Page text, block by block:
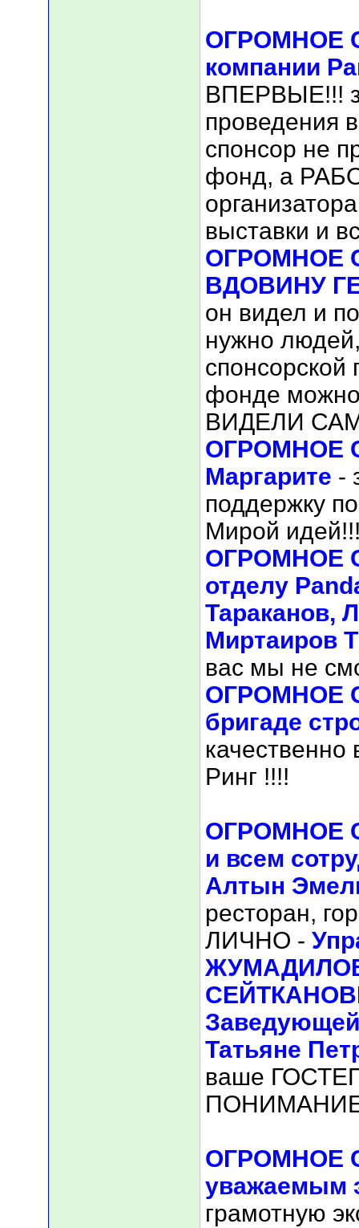
ОГРОМНОЕ
компании
ВПЕРВЫЕ!!!
проведения
спонсор не
фонд, а
выставки и
ОГРОМНОЕ
ВДОВИНУ
он видел и
нужно
фонде
ВИДЕЛИ
ОГРОМНОЕ
Маргарите -
поддержку
Мирой
ОГРОМНОЕ
отделу
Тараканов,
Миртаиров
вас мы не
ОГРОМНОЕ
бригаде
Ринг !!!!
ОГРОМНОЕ
и всем
Алтын
ресторан,
ЛИЧНО -
Татьяне
ваше
ОГРОМНОЕ
уважаемым
грамотную